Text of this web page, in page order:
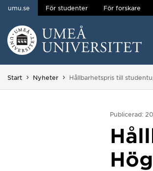
Hoppa direkt till innehållet
umu.se För studenter För forskare
Start Nyheter Du är här:
Hållbarhetspris till
Publicerad: